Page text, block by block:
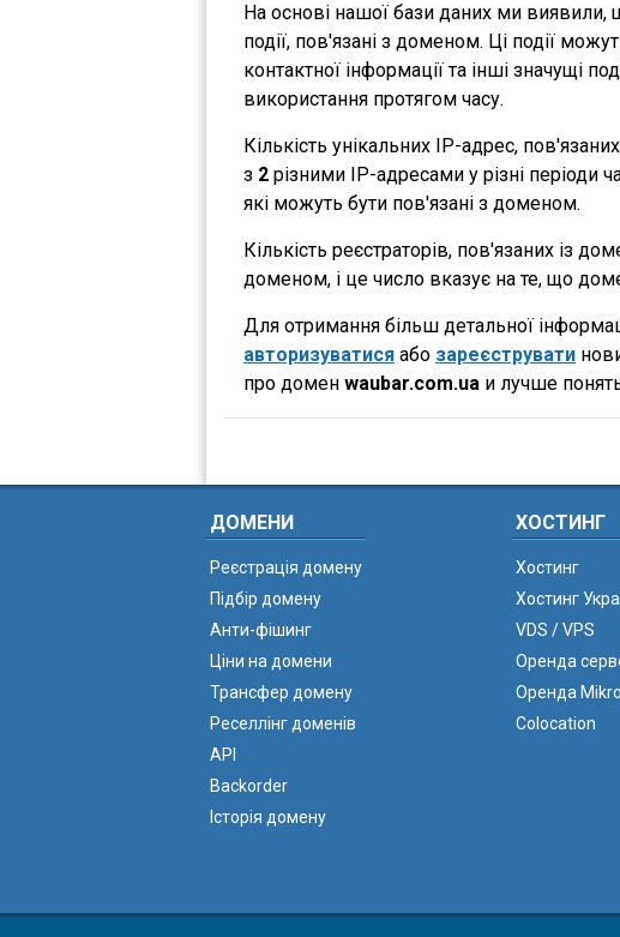
На основі нашої бази даних ми виявили,
події, пов'язані з доменом. Ці події
контактної інформації та інші значущі
використання протягом часу.
Кількість унікальних IP-адрес,
з 2 різними IP-адресами у різні періоди
які можуть бути пов'язані з доменом.
Кількість реєстраторів, пов'язаних із
доменом, і це число вказує на те, що
Для отримання більш детальної
авторизуватися або зареєструвати
про домен waubar.com.ua и лучше
ДОМЕНИ
Реєстрація домену
Підбір домену
Анти-фішинг
Ціни на домени
Трансфер домену
Реселлінг доменів
API
Backorder
Історія домену
ХОСТИНГ
Хостинг
Хостинг
VDS / VPS
Оренда
Оренда
Colocation